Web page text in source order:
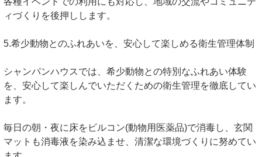
ィづくりを後押しします。
5.希少動物とのふれあいを、安心して楽しめる衛生管理体制
シャンパンハウスでは、希少動物との特別なふれあい体験
を、安心して楽しんでいただくための衛生管理を徹底してい
ます。
毎日の朝・夜に床をビルコン(動物用医薬品)で消毒し、玄関
マットも消毒液を染み込ませ、清潔な環境づくりに努めてい